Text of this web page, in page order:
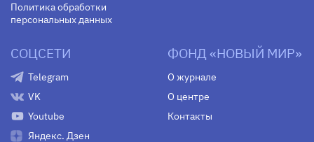
Политика обработки
персональных данных
СОЦСЕТИ
Telegram
VK
Youtube
Яндекс. Дзен
ФОНД «НОВЫЙ МИР»
О журнале
О центре
Контакты